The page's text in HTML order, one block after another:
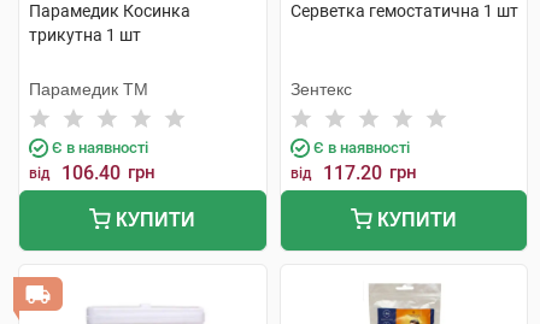
Парамедик Косинка
трикутна 1 шт
Парамедик ТМ
Є в наявності
від 106.40 грн
КУПИТИ
Серветка гемостатична 1 шт
Зентекс
Є в наявності
від 117.20 грн
КУПИТИ